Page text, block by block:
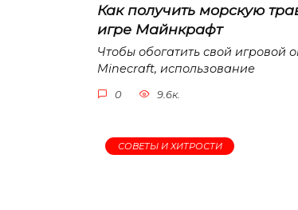
Как получить морскую
игре Майнкрафт
Чтобы обогатить свой игровой
Minecraft, использование
0 9.6к.
СОВЕТЫ И ХИТРОСТИ